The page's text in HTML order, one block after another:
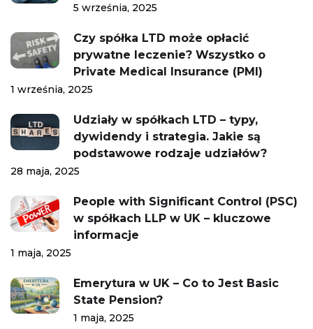
5 września, 2025
Czy spółka LTD może opłacić
prywatne leczenie? Wszystko o
Private Medical Insurance (PMI)
1 września, 2025
Udziały w spółkach LTD – typy,
dywidendy i strategia. Jakie są
podstawowe rodzaje udziałów?
28 maja, 2025
People with Significant Control (PSC)
w spółkach LLP w UK – kluczowe
informacje
1 maja, 2025
Emerytura w UK – Co to Jest Basic
State Pension?
1 maja, 2025